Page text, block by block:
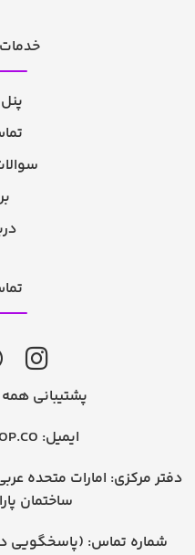
پشتیبانی
ایمیل:
دفتر مرکزی: امارات متحده
ساختمان
شماره تماس: +971504205570 (پاسخگویی در واتس اپ)